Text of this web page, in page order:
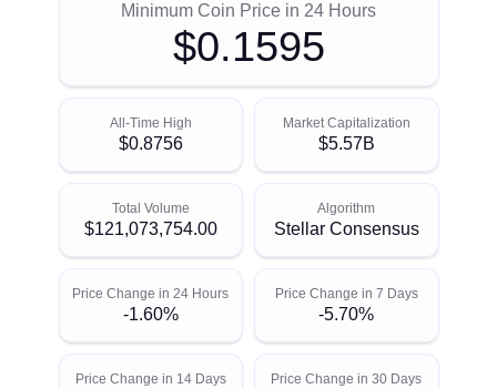
Minimum Coin Price in 24 Hours
$0.1595
All-Time High
$0.8756
Market Capitalization
$5.57B
Total Volume
$121,073,754.00
Algorithm
Stellar Consensus
Price Change in 24 Hours
-1.60%
Price Change in 7 Days
-5.70%
Price Change in 14 Days Price Change in 30 Days